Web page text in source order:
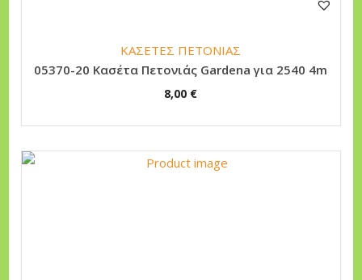
ΚΑΣΕΤΕΣ ΠΕΤΟΝΙΑΣ
05370-20 Κασέτα Πετονιάς Gardena για 2540 4m
8,00 €